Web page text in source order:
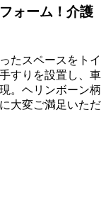
ォーム！介護
たスペースをトイ
すりを設置し、車
。ヘリンボーン柄
大変ご満足いただ